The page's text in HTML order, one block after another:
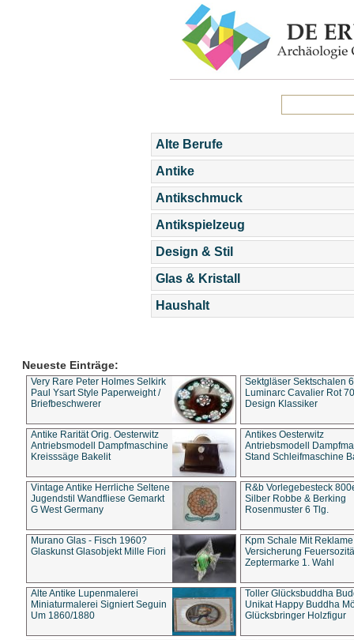
Alte Berufe
Antike
Antikschmuck
Antikspielzeug
Design & Stil
Glas & Kristall
Haushalt
Neueste Einträge:
Very Rare Peter Holmes Selkirk
Paul Ysart Style Paperweight /
Briefbeschwerer
Sektgläser Sektschalen
Luminarc Cavalier Rot
Design Klassiker
Antike Rarität Orig. Oesterwitz
Antriebsmodell Dampfmaschine
Kreisssäge Bakelit
Antikes Oesterwitz
Antriebsmodell
Stand Schleifmaschine
Vintage Antike Herrliche Seltene
Jugendstil Wandfliese Gemarkt
G West Germany
R&b Vorlegebesteck
Silber Robbe & Berking
Rosenmuster 6 Tlg.
Murano Glas - Fisch 1960?
Glaskunst Glasobjekt Mille Fiori
Kpm Schale Mit Reklame
Versicherung
Zeptermarke 1. Wahl
Alte Antike Lupenmalerei
Miniaturmalerei Signiert Seguin
Um 1860/1880
Toller Glücksbuddha
Unikat Happy Buddha
Glücksbringer Holzfigur